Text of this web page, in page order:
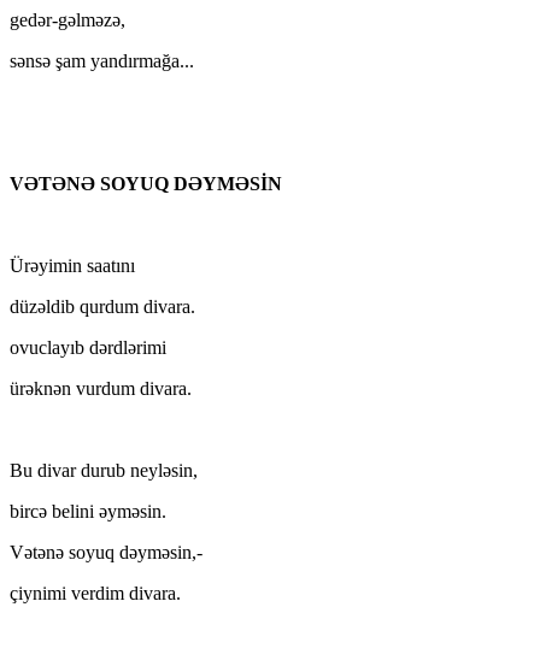
gedər-gəlməzə,
sənsə şam yandırmağa...
VƏTƏNƏ SOYUQ DƏYMƏSİN
Ürəyimin saatını
düzəldib qurdum divara.
ovuclayıb dərdlərimi
ürəknən vurdum divara.
Bu divar durub neyləsin,
bircə belini əyməsin.
Vətənə soyuq dəyməsin,-
çiynimi verdim divara.